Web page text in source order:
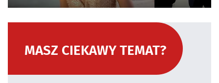
MASZ CIEKAWY TEMAT?